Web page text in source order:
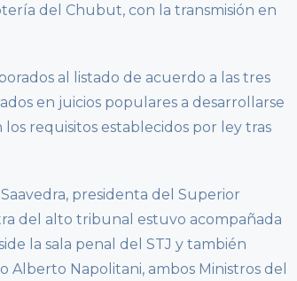
del Chubut, con la transmisión en
al listado de acuerdo a las tres
en juicios populares a desarrollarse
requisitos establecidos por ley tras
presidenta del Superior
del alto tribunal estuvo acompañada
la sala penal del STJ y también
Alberto Napolitani, ambos Ministros del